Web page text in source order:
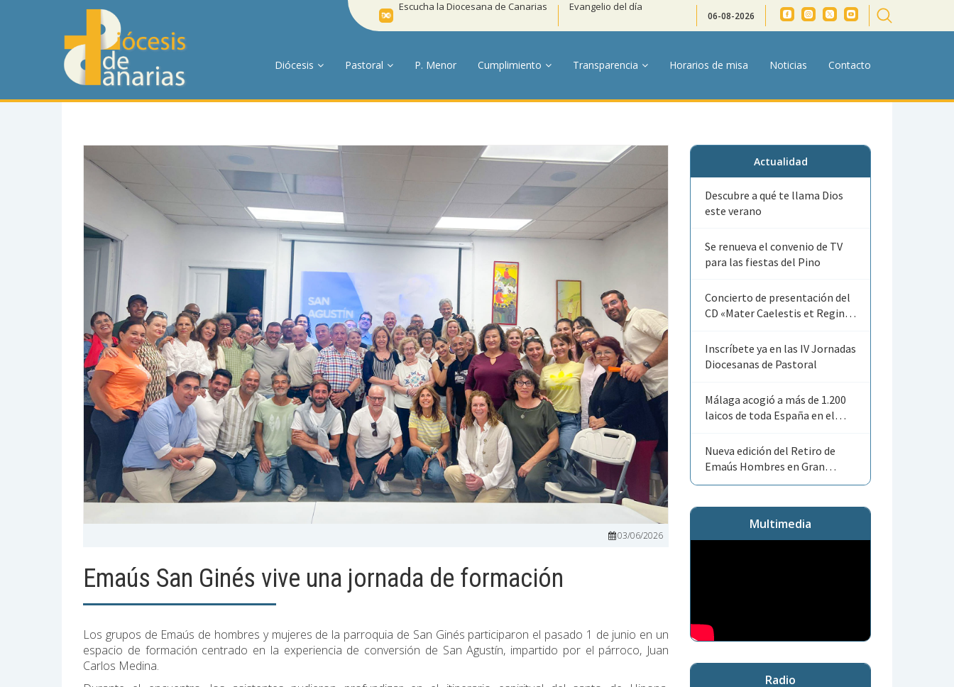
Escucha la Diocesana de Canarias Evangelio del día
06-08-2026
Diócesis Pastoral P. Menor Cumplimiento Transparencia Horarios de misa Noticias Contacto
03/06/2026
Emaús San Ginés vive una jornada de formación
Los grupos de Emaús de hombres y mujeres de la parroquia de San Ginés participaron el pasado 1 de junio en un
espacio de formación centrado en la experiencia de conversión de San Agustín, impartido por el párroco, Juan
Carlos Medina.
Actualidad
Descubre a qué te llama Dios
este verano
Se renueva el convenio de TV
para las fiestas del Pino
Concierto de presentación del
CD «Mater Caelestis et Regina
Inscríbete ya en las IV Jornadas
Diocesanas de Pastoral
Málaga acogió a más de 1.200
laicos de toda España en el
Nueva edición del Retiro de
Emaús Hombres en Gran
Canaria
Multimedia
Radio
CUMPLIMIENTO
HORARIOS DE MISA
BUSCAR EN LA WEB